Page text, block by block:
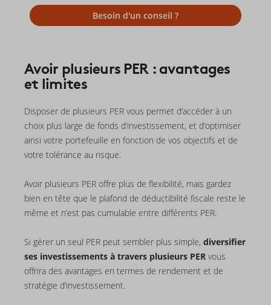
Besoin d'un conseil ?
Avoir plusieurs PER : avantages
et limites
Disposer de plusieurs PER vous permet d’accéder à un
choix plus large de fonds d’investissement, et d’optimiser
ainsi votre portefeuille en fonction de vos objectifs et de
votre tolérance au risque.
Avoir plusieurs PER offre plus de flexibilité, mais gardez
bien en tête que le plafond de déductibilité fiscale reste le
même et n’est pas cumulable entre différents PER.
Si gérer un seul PER peut sembler plus simple, diversifier
ses investissements à travers plusieurs PER vous
offrira des avantages en termes de rendement et de
stratégie d’investissement.